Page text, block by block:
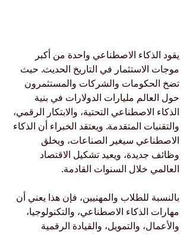
يقود الذكاء الاصطناعي واحدة من أكبر
موجات الاستثمار في التاريخ الحديث. حيث
تضخ الحكومات والشركات والمستثمرون
حول العالم مليارات الدولارات في بنية
الذكاء الاصطناعي التحتية، والابتكار الرقمي،
والتقنيات المتقدمة. ويعتقد الخبراء أن الذكاء
الاصطناعي سيغير الصناعات، ويخلق
وظائف جديدة، ويعيد تشكيل الاقتصاد
العالمي خلال السنوات القادمة.
بالنسبة للطلاب والمهنيين، فإن هذا يعني أن
مهارات الذكاء الاصطناعي، والتكنولوجيا،
والأعمال، والتمويل، والقيادة الرقمية